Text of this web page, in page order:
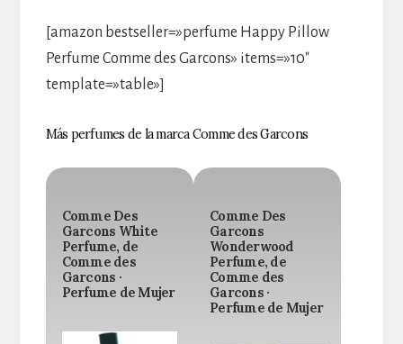
[amazon bestseller=»perfume Happy Pillow
Perfume Comme des Garcons» items=»10″
template=»table»]
Más perfumes de la marca Comme des Garcons
Comme Des
Garcons White
Perfume, de
Comme des
Garcons ·
Perfume de Mujer
Comme Des
Garcons
Wonderwood
Perfume, de
Comme des
Garcons ·
Perfume de Mujer